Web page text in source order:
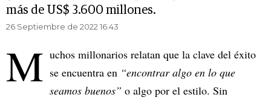
más de US$ 3.600 millones.
26 Septiembre de 2022 16.43
M uchos millonarios relatan que la clave del éxito
se encuentra en “encontrar algo en lo que
seamos buenos” o algo por el estilo. Sin